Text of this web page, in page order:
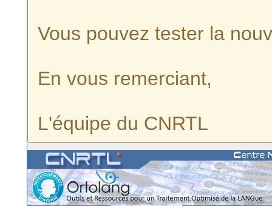
Vous pouvez tester la
En vous remerciant,
L'équipe du CNRTL